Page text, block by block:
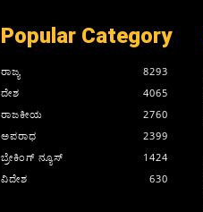
Popular Category
ರಾಜ್ಯ
8293
ದೇಶ
4065
ರಾಜಕೀಯ
2760
ಅಪರಾಧ
2399
ಬ್ರೇಕಿಂಗ್ ನ್ಯೂಸ್
1424
ವಿದೇಶ
630